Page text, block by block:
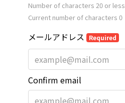
Number of characters 20 or less
Current number of characters 0
メールアドレス Required
Confirm email